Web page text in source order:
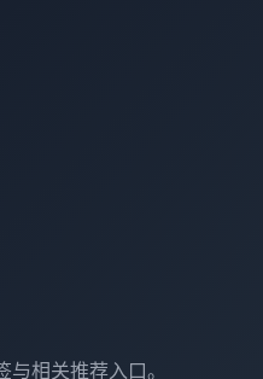
相关推荐入口。